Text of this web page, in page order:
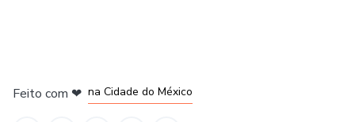
Feito com ❤ na Cidade do México